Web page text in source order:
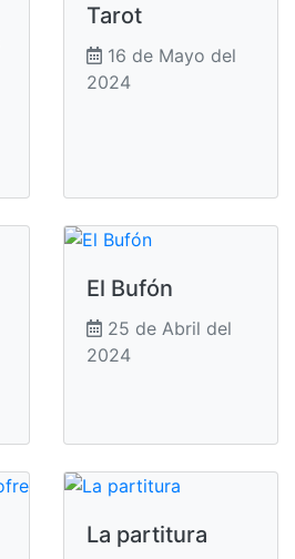
Tarot
16 de Mayo del
2024
El Bufón
25 de Abril del
2024
La partitura